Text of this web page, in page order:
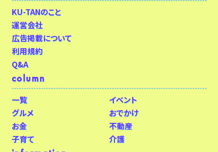
KU-TANのこと
運営会社
広告掲載について
利用規約
Q&A
column
一覧
イベント
グルメ
おでかけ
お金
不動産
子育て
介護